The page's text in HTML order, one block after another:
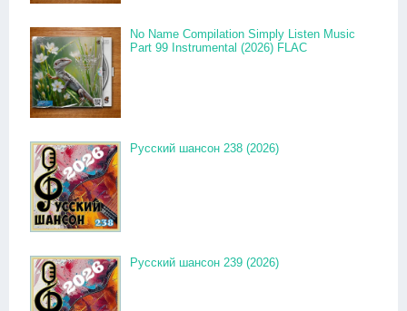
No Name Compilation Simply Listen Music
Part 99 Instrumental (2026) FLAC
Русский шансон 238 (2026)
Русский шансон 239 (2026)